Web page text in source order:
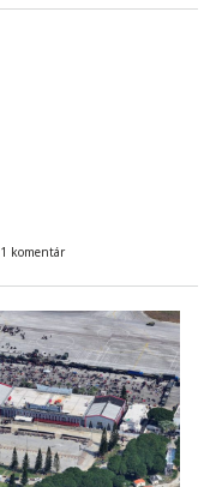
1 komentár